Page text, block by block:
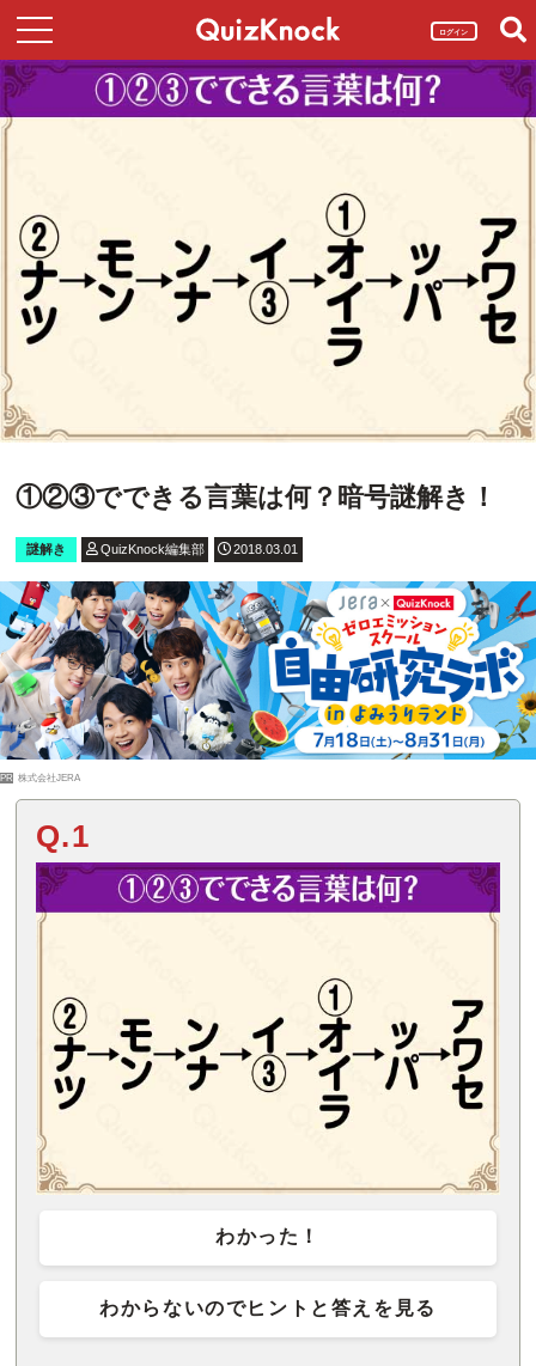
ログイン
①②③でできる言葉は何？暗号謎解き！
謎解き QuizKnock編集部 2018.03.01
PR 株式会社JERA
Q.1
わかった！
わからないのでヒントと答えを見る